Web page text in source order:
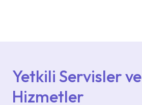
Yetkili Servisler ve
Hizmetler